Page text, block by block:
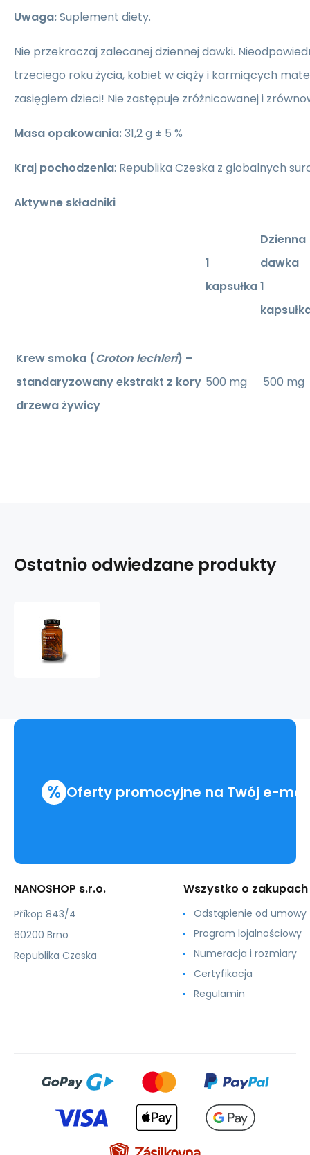
Uwaga:Suplement diety.
Nie przekraczaj zalecanej dziennej dawki.
trzeciego roku życia, kobiet w ciąży i karmiących
zasięgiem dzieci! Nie zastępuje zróżnicowanej i
Masa opakowania:31,2 g ± 5 %
Kraj pochodzenia: Republika Czeska z globalnych
Aktywne składniki
1
kapsułka
Dzienna
dawka
1
Krew smoka (Croton lechleri) –
standaryzowany ekstrakt z kory
drzewa żywicy
500 mg 500 mg
Ostatnio odwiedzane produkty
% Oferty promocyjne na Twój e-mail
NANOSHOP s.r.o.
Příkop 843/4
60200 Brno
Republika Czeska
Wszystko o zakupach
Odstąpienie od umowy
Program lojalnościowy
Numeracja i rozmiary
Certyfikacja
Regulamin